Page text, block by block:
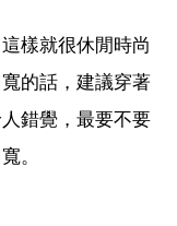
樣就很休閒時尚
的話，建議穿著
錯覺，最要不要
。